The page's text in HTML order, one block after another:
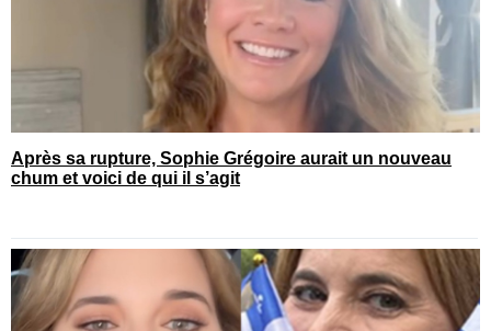
Après sa rupture, Sophie Grégoire aurait un nouveau
chum et voici de qui il s’agit